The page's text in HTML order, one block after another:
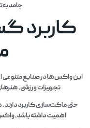
جامد
کاربرد
این واکس‌ها در صنایع متنوعی
تجهیزات ورزشی،
حتی ماکت‌سازی کاربرد دارند.
اهمیت داشته باشد،